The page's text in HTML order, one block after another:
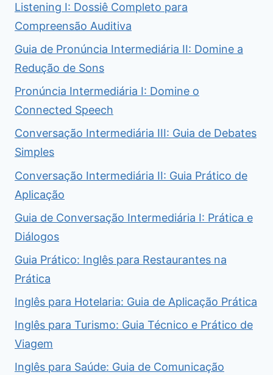
Listening I: Dossiê Completo para
Compreensão Auditiva
Guia de Pronúncia Intermediária II: Domine a
Redução de Sons
Pronúncia Intermediária I: Domine o
Connected Speech
Conversação Intermediária III: Guia de Debates
Simples
Conversação Intermediária II: Guia Prático de
Aplicação
Guia de Conversação Intermediária I: Prática e
Diálogos
Guia Prático: Inglês para Restaurantes na
Prática
Inglês para Hotelaria: Guia de Aplicação Prática
Inglês para Turismo: Guia Técnico e Prático de
Viagem
Inglês para Saúde: Guia de Comunicação